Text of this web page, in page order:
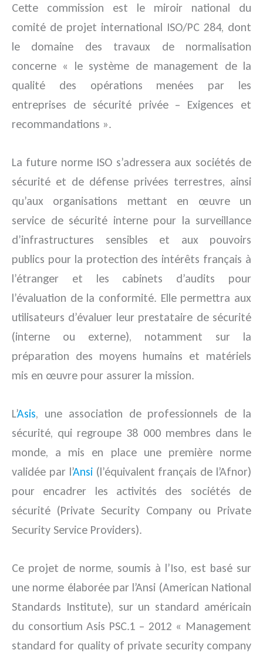
Cette commission est le miroir national du
comité de projet international ISO/PC 284, dont
le domaine des travaux de normalisation
concerne « le système de management de la
qualité des opérations menées par les
entreprises de sécurité privée – Exigences et
recommandations ».
La future norme ISO s’adressera aux sociétés de
sécurité et de défense privées terrestres, ainsi
qu’aux organisations mettant en œuvre un
service de sécurité interne pour la surveillance
d’infrastructures sensibles et aux pouvoirs
publics pour la protection des intérêts français à
l’étranger et les cabinets d’audits pour
l’évaluation de la conformité. Elle permettra aux
utilisateurs d’évaluer leur prestataire de sécurité
(interne ou externe), notamment sur la
préparation des moyens humains et matériels
mis en œuvre pour assurer la mission.
L’Asis, une association de professionnels de la
sécurité, qui regroupe 38 000 membres dans le
monde, a mis en place une première norme
validée par l’Ansi(l’équivalent français de l’Afnor)
pour encadrer les activités des sociétés de
sécurité (Private Security Company ou Private
Security Service Providers).
Ce projet de norme, soumis à l’Iso, est basé sur
une norme élaborée par l’Ansi (American National
Standards Institute), sur un standard américain
du consortium Asis PSC.1 – 2012 « Management
standard for quality of private security company